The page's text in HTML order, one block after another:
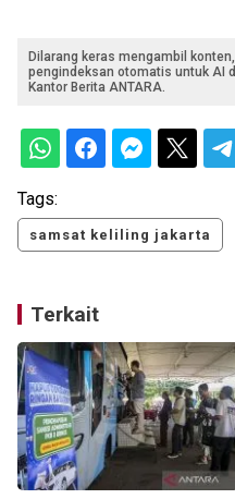
Dilarang keras mengambil
pengindeksan otomatis untuk AI
Kantor Berita ANTARA.
Tags:
samsat keliling jakarta
Terkait